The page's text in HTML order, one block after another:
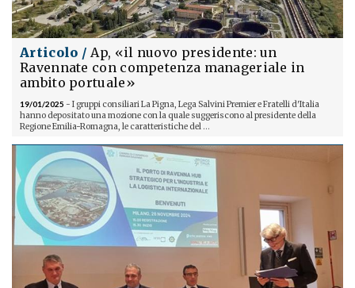
Articolo / Ap, «il nuovo presidente: un
Ravennate con competenza manageriale in
ambito portuale»
19/01/2025 - I gruppi consiliari La Pigna, Lega Salvini Premier e Fratelli d'Italia
hanno depositato una mozione con la quale suggeriscono al presidente della
Regione Emilia-Romagna, le caratteristiche del ...